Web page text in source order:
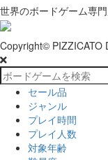
世界のボードゲーム専
Copyright© PIZZICATO
セール品
ジャンル
プレイ時間
プレイ人数
対象年齢